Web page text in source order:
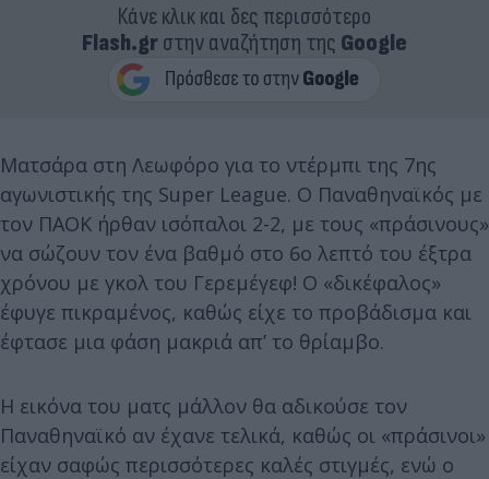
Κάνε κλικ και δες περισσότερο
Flash.grστην αναζήτηση της Google
Ματσάρα στη Λεωφόρο για το ντέρμπι της 7ης
αγωνιστικής της Super League. Ο Παναθηναϊκός με
τον ΠΑΟΚ ήρθαν ισόπαλοι 2-2, με τους «πράσινους»
να σώζουν τον ένα βαθμό στο 6ο λεπτό του έξτρα
χρόνου με γκολ του Γερεμέγεφ! Ο «δικέφαλος»
έφυγε πικραμένος, καθώς είχε το προβάδισμα και
έφτασε μια φάση μακριά απ’ το θρίαμβο.
Η εικόνα του ματς μάλλον θα αδικούσε τον
Παναθηναϊκό αν έχανε τελικά, καθώς οι «πράσινοι»
είχαν σαφώς περισσότερες καλές στιγμές, ενώ ο